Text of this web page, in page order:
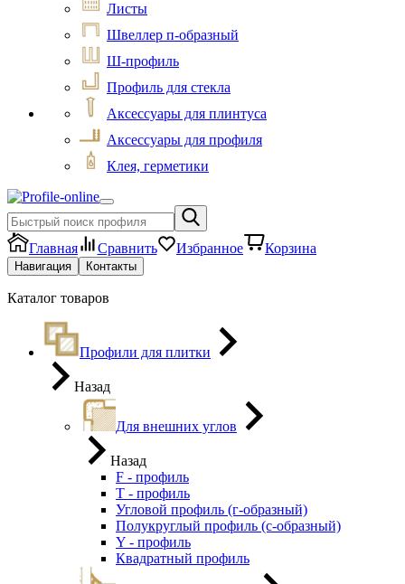
Листы
Швеллер п-образный
Ш-профиль
Профиль для стекла
Аксессуары для плинтуса
Аксессуары для профиля
Клея, герметики
Главная Сравнить Избранное Корзина
Навигация Контакты
Каталог товаров
Профили для плитки
Назад
Для внешних углов
Назад
F - профиль
Т - профиль
Угловой профиль (г-образный)
Полукруглый профиль (с-образный)
Y - профиль
Квадратный профиль